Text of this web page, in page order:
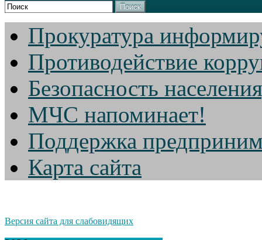
Поиск
Прокуратура
Противодействие
Безопасность
МЧС напоминает!
Поддержка
Карта сайта
Версия сайта для слабовидящих